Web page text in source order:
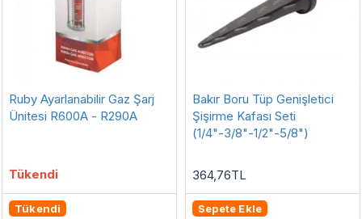
Ruby Ayarlanabilir Gaz Şarj
Ünitesi R600A - R290A
Tükendi
Tükendi
Bakır Boru Tüp Genişletici
Şişirme Kafası Seti
(1/4"-3/8"-1/2"-5/8")
364,76TL
Sepete Ekle